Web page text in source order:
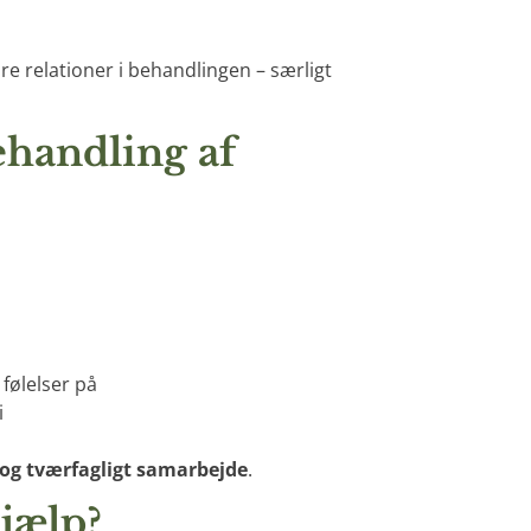
relationer i behandlingen – særligt
af
på
tværfagligt samarbejde.